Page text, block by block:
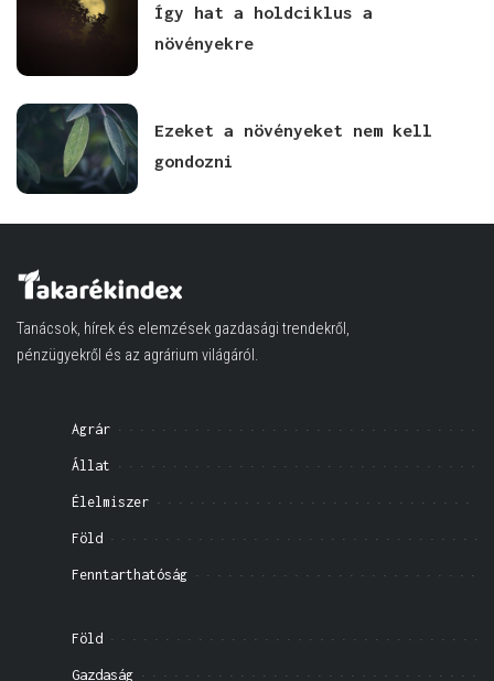
Így hat a holdciklus a
növényekre
Ezeket a növényeket nem kell
gondozni
Tanácsok, hírek és elemzések gazdasági trendekről,
pénzügyekről és az agrárium világáról.
Agrár
Állat
Élelmiszer
Föld
Fenntarthatóság
Föld
Gazdaság